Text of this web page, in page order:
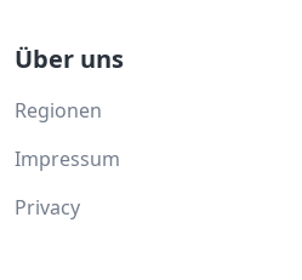
Über uns
Regionen
Impressum
Privacy